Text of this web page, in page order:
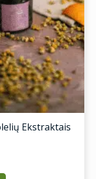
Ekstraktais